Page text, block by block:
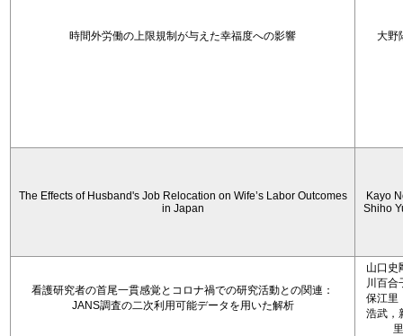
時間外労働の上限規制が与えた幸福度への影響 大野
The Effects of Husband's Job Relocation on Wife’s Labor Outcomes
in Japan
Kayo
Shiho
看護研究者の首尾一貫感覚とコロナ禍での研究活動との関連：
JANS調査の二次利用可能データを用いた解析
山口史
川百合
保江里
浩武，
里